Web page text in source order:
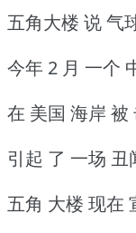
五角大楼 说 气
今年 2 月 一个
在 美国 海岸 被
引起 了 一场 丑
五角 大楼 现在